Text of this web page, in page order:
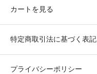
カートを見る
特定商取引法に基づく表記
プライバシーポリシー